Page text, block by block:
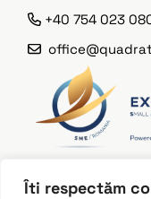
Îti respectăm
+40 754 023